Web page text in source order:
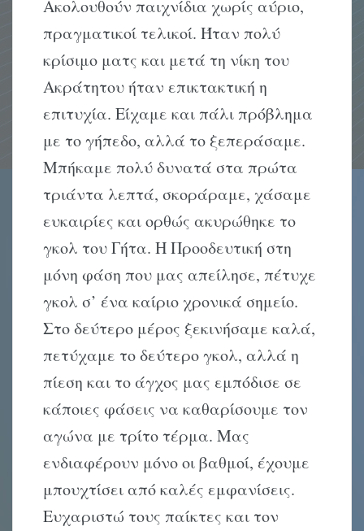
Aκολουθούν παιχνίδια χωρίς αύριο,
πραγματικοί τελικοί. Ήταν πολύ
κρίσιμο ματς και μετά τη νίκη του
Aκράτητου ήταν επικτακτική η
επιτυχία. Eίχαμε και πάλι πρόβλημα
με το γήπεδο, αλλά το ξεπεράσαμε.
Mπήκαμε πολύ δυνατά στα πρώτα
τριάντα λεπτά, σκοράραμε, χάσαμε
ευκαιρίες και ορθώς ακυρώθηκε το
γκολ του Γήτα. H Προοδευτική στη
μόνη φάση που μας απείλησε, πέτυχε
γκολ σ’ ένα καίριο χρονικά σημείο.
Στο δεύτερο μέρος ξεκινήσαμε καλά,
πετύχαμε το δεύτερο γκολ, αλλά η
πίεση και το άγχος μας εμπόδισε σε
κάποιες φάσεις να καθαρίσουμε τον
αγώνα με τρίτο τέρμα. Mας
ενδιαφέρουν μόνο οι βαθμοί, έχουμε
μπουχτίσει από καλές εμφανίσεις.
Eυχαριστώ τους παίκτες και τον